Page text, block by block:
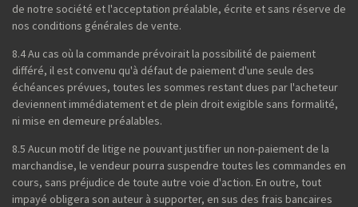
de notre société et l'acceptation préalable, écrite et sans réserve de
nos conditions générales de vente.
8.4 Au cas où la commande prévoirait la possibilité de paiement
différé, il est convenu qu'à défaut de paiement d'une seule des
échéances prévues, toutes les sommes restant dues par l'acheteur
deviennent immédiatement et de plein droit exigible sans formalité,
ni mise en demeure préalables.
8.5 Aucun motif de litige ne pouvant justifier un non-paiement de la
marchandise, le vendeur pourra suspendre toutes les commandes en
cours, sans préjudice de toute autre voie d'action. En outre, tout
impayé obligera son auteur à supporter, en sus des frais bancaires